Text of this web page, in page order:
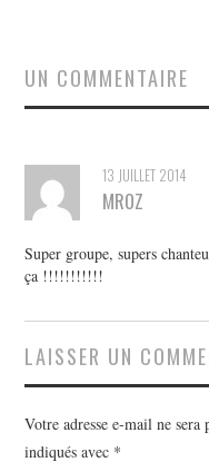
UN COMMENTAIRE
13 JUILLET 2014
MROZ
Super groupe, supers
ça !!!!!!!!!!!
LAISSER UN
Votre adresse e-mail ne sera
indiqués avec *